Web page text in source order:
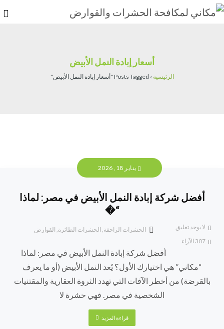
أسعار إبادة النمل الأبيض
الرئيسية › Posts Tagged "أسعار إبادة النمل الأبيض"
يناير 18, 2026
أفضل شركة إبادة النمل الأبيض في مصر: لماذا
“�
الحشرات الزاحفة, الحشرات الطائرة, القوارض
لا يوجد تعليق
الآراء
أفضل شركة إبادة النمل الأبيض في مصر: لماذا
“مكاني” هي اختيارك الأول؟ يُعد النمل الأبيض (أو ما يعرف
بالقرضة) من أخطر الآفات التي تهدد الثروة العقارية والمقتنيات
الشخصية في مصر. فهي حشرة لا
قراءة المزيد